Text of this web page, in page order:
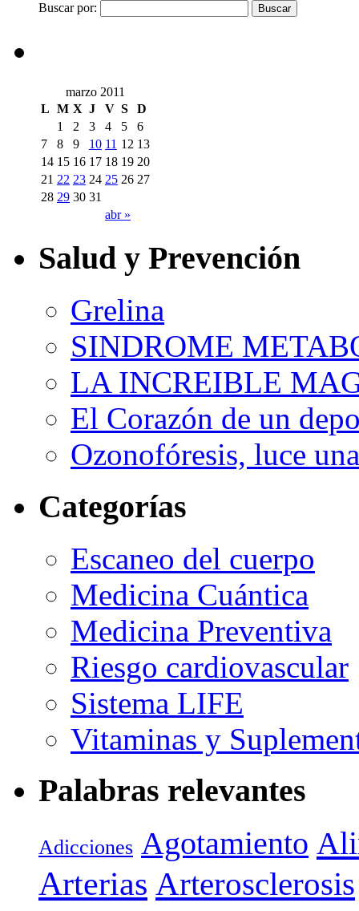
Buscar por:
marzo 2011
L M X J V S D
abr »
1 2 3 4 5
6
7
8 9 10 11 12 13
14 15 16 17 18 19 20
21 22 23 24 25 26 27
28 29 30 31
Salud y Prevención
Grelina
SINDROME
LA INCREIBLE
El Corazón de un
Ozonofóresis, luce
Categorías
Escaneo del cuerpo
Medicina Cuántica
Medicina Preventiva
Riesgo cardiovascular
Sistema LIFE
Vitaminas y
Palabras relevantes
Adicciones Agotamiento
Arterias Arterosclerosis